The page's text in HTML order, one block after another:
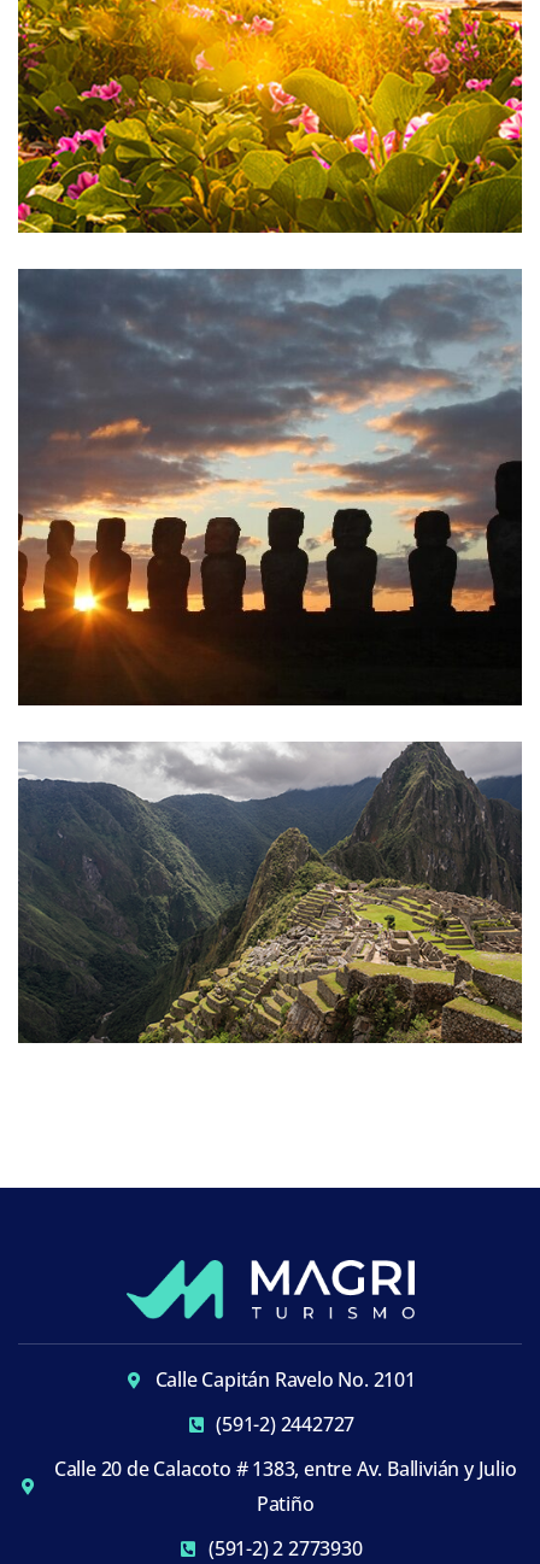
Brasil
Chile
Perú
Calle Capitán Ravelo No. 2101
(591-2) 2442727
Calle 20 de Calacoto # 1383, entre Av. Ballivián y Julio
Patiño
(591-2) 2 2773930